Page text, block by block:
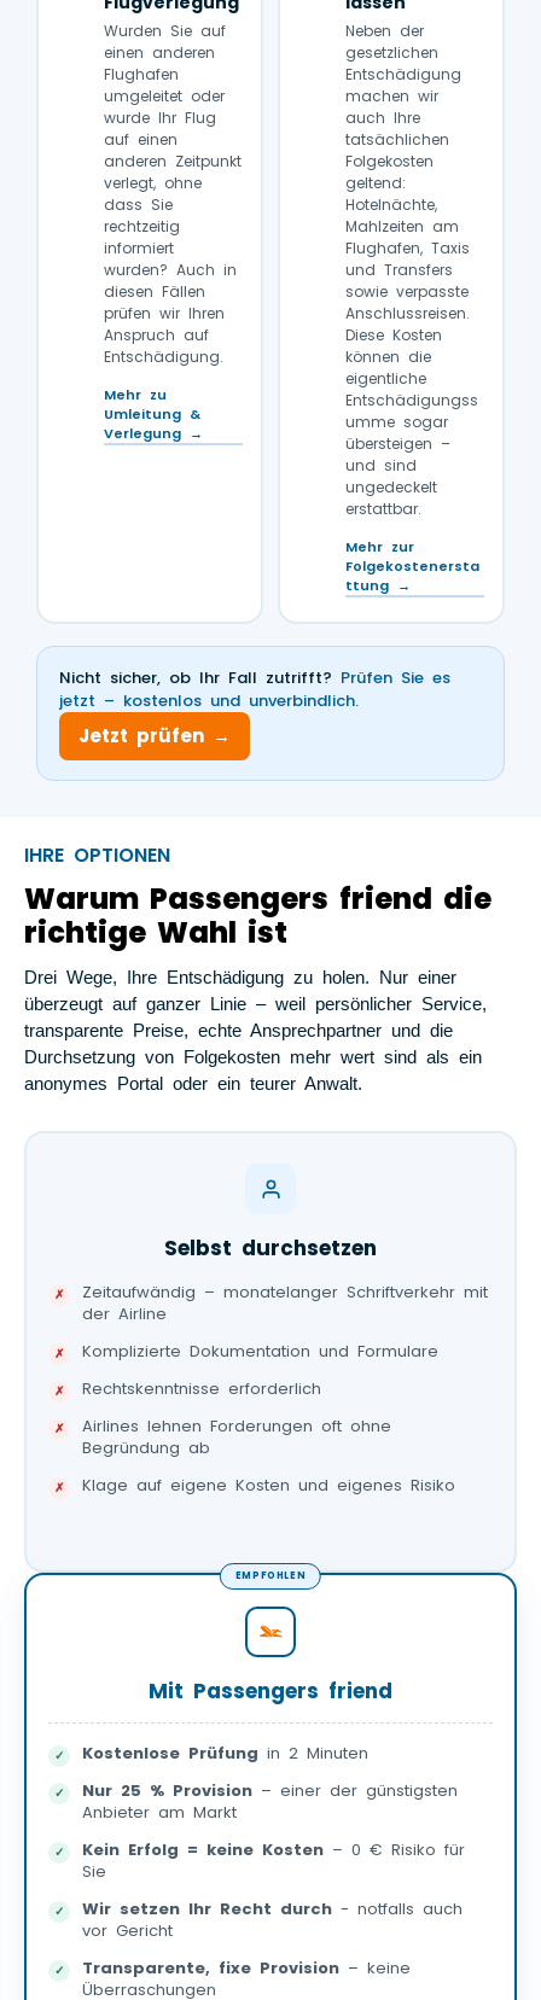
Wurden Sie auf
einen anderen
Flughafen
umgeleitet oder
wurde Ihr Flug
auf einen
anderen Zeitpunkt
verlegt, ohne
dass Sie
rechtzeitig
informiert
wurden? Auch in
diesen Fällen
prüfen wir Ihren
Anspruch auf
Entschädigung.
Mehr zu
Umleitung &
Verlegung →
Neben der
gesetzlichen
Entschädigung
machen wir
auch Ihre
tatsächlichen
Folgekosten
geltend:
Hotelnächte,
Mahlzeiten am
Flughafen, Taxis
und Transfers
sowie verpasste
Anschlussreisen.
Diese Kosten
können die
eigentliche
Entschädigungss
umme sogar
übersteigen –
und sind
ungedeckelt
erstattbar.
Mehr zur
Folgekostenersta
ttung →
Nicht sicher, ob Ihr Fall zutrifft? Prüfen Sie es
jetzt – kostenlos und unverbindlich.
Jetzt prüfen →
IHRE OPTIONEN
Warum Passengers friend die
richtige Wahl ist
Drei Wege, Ihre Entschädigung zu holen. Nur einer
überzeugt auf ganzer Linie – weil persönlicher Service,
transparente Preise, echte Ansprechpartner und die
Durchsetzung von Folgekosten mehr wert sind als ein
anonymes Portal oder ein teurer Anwalt.
Selbst durchsetzen
Zeitaufwändig – monatelanger Schriftverkehr mit
der Airline
Komplizierte Dokumentation und Formulare
Rechtskenntnisse erforderlich
Airlines lehnen Forderungen oft ohne
Begründung ab
Klage auf eigene Kosten und eigenes Risiko
EMPFOHLEN
Mit Passengers friend
Kostenlose Prüfung in 2 Minuten
Nur 25 % Provision – einer der günstigsten
Anbieter am Markt
Kein Erfolg = keine Kosten – 0 € Risiko für
Sie
Wir setzen Ihr Recht durch - notfalls auch
vor Gericht
Transparente, fixe Provision – keine
Überraschungen